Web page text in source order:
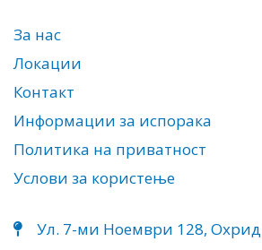
За нас
Локации
Контакт
Информации за испорака
Политика на приватност
Услови за користење
Ул. 7-ми Ноември 128, Охрид